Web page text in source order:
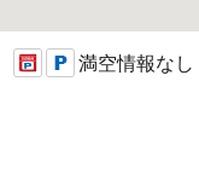
満空情報なし